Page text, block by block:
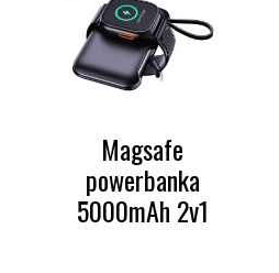
Magsafe
powerbanka
5000mAh 2v1